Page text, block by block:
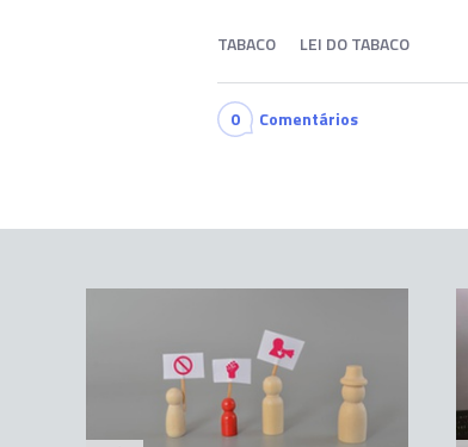
TABACO LEI DO TABACO
0 Comentários